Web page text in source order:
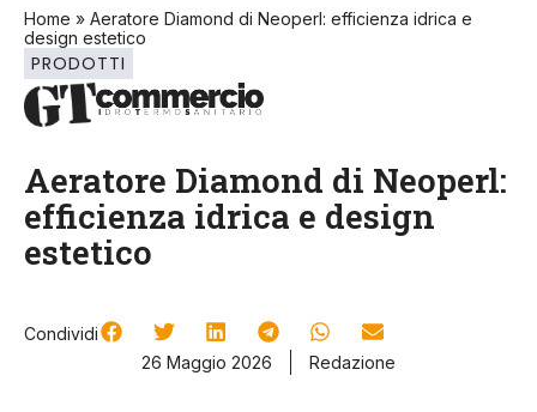
Home » Aeratore Diamond di Neoperl: efficienza idrica e
design estetico
PRODOTTI
Aeratore Diamond di Neoperl:
efficienza idrica e design
estetico
Condividi
26 Maggio 2026
Redazione